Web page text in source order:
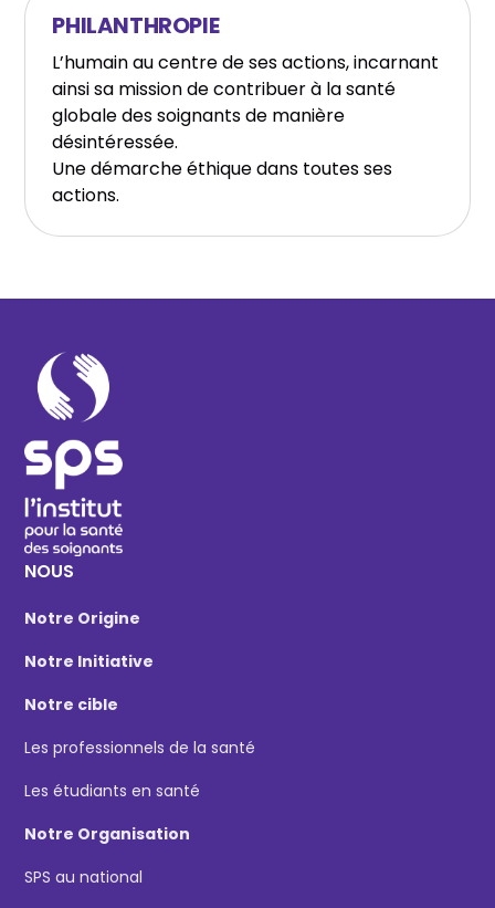
PHILANTHROPIE
L’humain au centre de ses actions, incarnant
ainsi sa mission de contribuer à la santé
globale des soignants de manière
désintéressée.
Une démarche éthique dans toutes ses
actions.
NOUS
Notre Origine
Notre Initiative
Notre cible
Les professionnels de la santé
Les étudiants en santé
Notre Organisation
SPS au national